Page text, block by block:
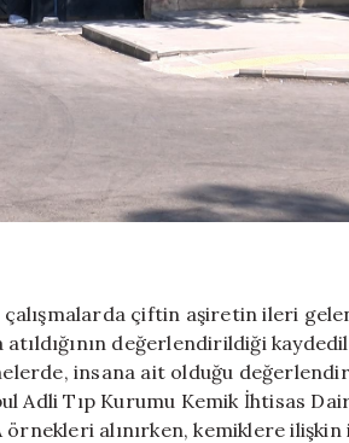
çalışmalarda çiftin aşiretin ileri
değerlendirildiği
insana ait olduğu
Adli Tıp Kurumu Kemik İhtisas
alınırken, kemiklere